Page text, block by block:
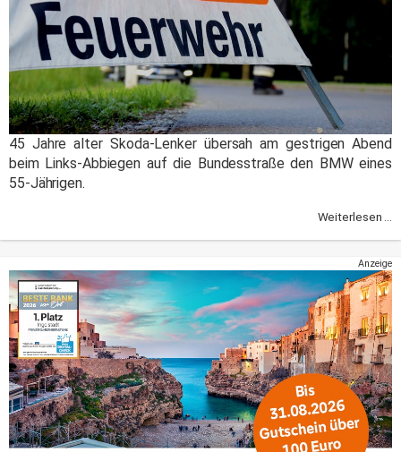
45 Jahre alter Skoda-Lenker übersah am gestrigen Abend
beim Links-Abbiegen auf die Bundesstraße den BMW eines
55-Jährigen.
Weiterlesen ...
Anzeige